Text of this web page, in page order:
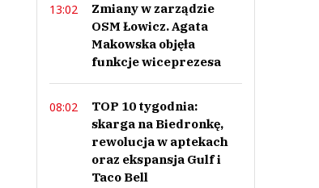
13:02
Zmiany w zarządzie
OSM Łowicz. Agata
Makowska objęła
funkcje wiceprezesa
08:02
TOP 10 tygodnia:
skarga na Biedronkę,
rewolucja w aptekach
oraz ekspansja Gulf i
Taco Bell